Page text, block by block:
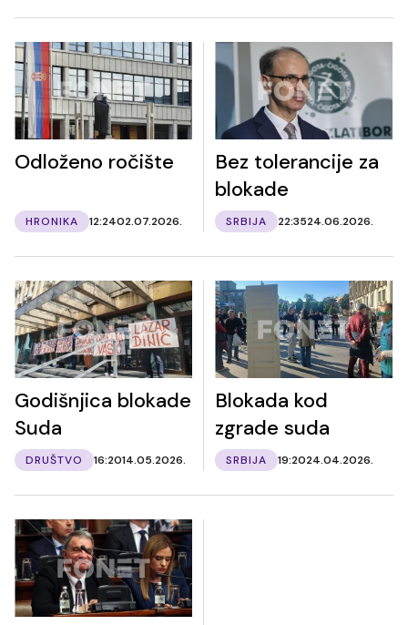
Odloženo ročište
HRONIKA 12:2402.07.2026.
Bez tolerancije za
blokade
SRBIJA 22:3524.06.2026.
Godišnjica blokade
Suda
DRUŠTVO 16:2014.05.2026.
Blokada kod
zgrade suda
SRBIJA 19:2024.04.2026.